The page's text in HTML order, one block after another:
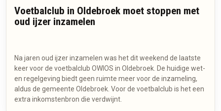
Voetbalclub in Oldebroek moet stoppen met
oud ijzer inzamelen
Na jaren oud ijzer inzamelen was het dit weekend de laatste
keer voor de voetbalclub OWIOS in Oldebroek. De huidige wet-
en regelgeving biedt geen ruimte meer voor de inzameling,
aldus de gemeente Oldebroek. Voor de voetbalclub is het een
extra inkomstenbron die verdwijnt.